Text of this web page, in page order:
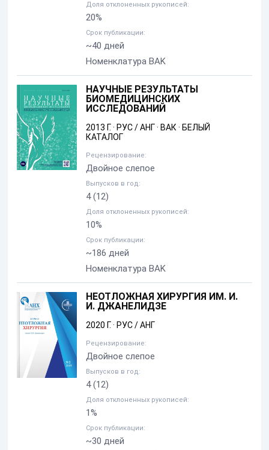
Доля отклоненных рукописей:
20%
Срок публикации:
~40 дней
Номенклатура BAK
НАУЧНЫЕ РЕЗУЛЬТАТЫ
БИОМЕДИЦИНСКИХ
ИССЛЕДОВАНИЙ
2013 Г.· РУС / АНГ· ВАК· БЕЛЫЙ
КАТАЛОГ
Рецензирование:
Двойное слепое
Выпусков в год:
4(12)
Доля отклоненных рукописей:
10%
Срок публикации:
~186 дней
Номенклатура BAK
НЕОТЛОЖНАЯ ХИРУРГИЯ ИМ. И.
И. ДЖАНЕЛИДЗЕ
2020 Г.· РУС / АНГ
Рецензирование:
Двойное слепое
Выпусков в год:
4(12)
Доля отклоненных рукописей:
1%
Срок публикации:
~30 дней